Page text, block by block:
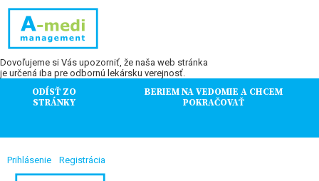
Dovoľujeme si Vás upozorniť, že naša web stránka
je určená iba pre odbornú lekársku verejnosť.
ODÍSŤ ZO
STRÁNKY
BERIEM NA VEDOMIE A CHCEM
POKRAČOVAŤ
Prihlásenie Registrácia